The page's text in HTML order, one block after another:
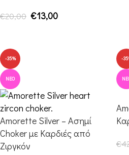
€20,00 €13,00
-35%
ΝΈΟ
Amorette Silver – Ασημί
Choker με Καρδιές από
Ζιργκόν
-
€